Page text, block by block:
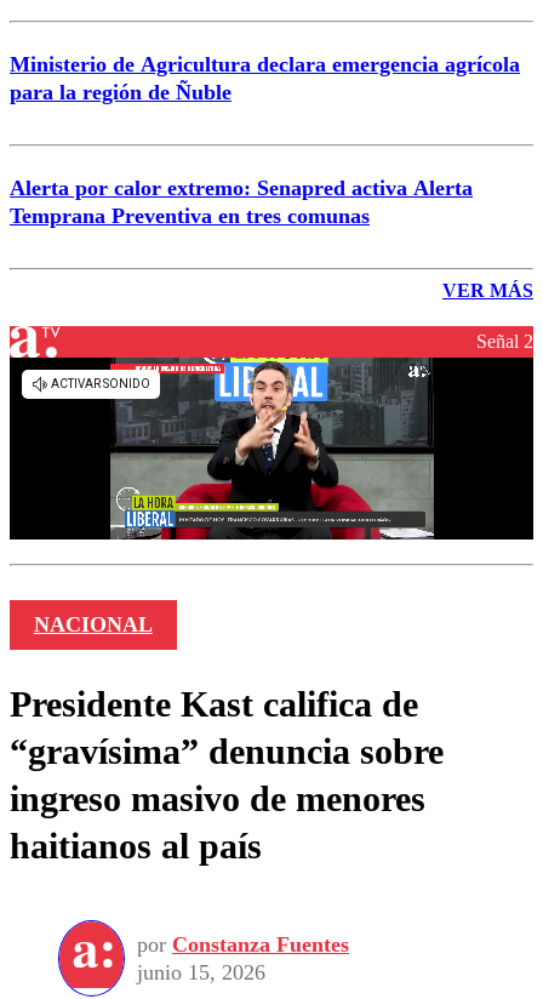
Ministerio de Agricultura declara emergencia agrícola
para la región de Ñuble
Alerta por calor extremo: Senapred activa Alerta
Temprana Preventiva en tres comunas
VER MÁS
Señal 2
NACIONAL
Presidente Kast califica de
“gravísima” denuncia sobre
ingreso masivo de menores
haitianos al país
por Constanza Fuentes
junio 15, 2026